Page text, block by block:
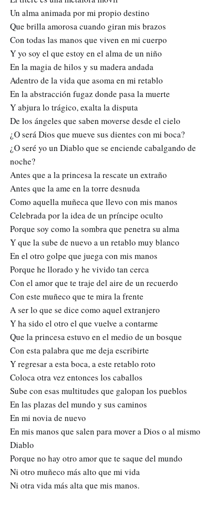
Un alma animada por mi propio destino
Que brilla amorosa cuando giran mis brazos
Con todas las manos que viven en mi cuerpo
Y yo soy el que estoy en el alma de un niño
En la magia de hilos y su madera andada
Adentro de la vida que asoma en mi retablo
En la abstracción fugaz donde pasa la muerte
Y abjura lo trágico, exalta la disputa
De los ángeles que saben moverse desde el cielo
¿O será Dios que mueve sus dientes con mi boca?
¿O seré yo un Diablo que se enciende cabalgando de
noche?
Antes que a la princesa la rescate un extraño
Antes que la ame en la torre desnuda
Como aquella muñeca que llevo con mis manos
Celebrada por la idea de un príncipe oculto
Porque soy como la sombra que penetra su alma
Y que la sube de nuevo a un retablo muy blanco
En el otro golpe que juega con mis manos
Porque he llorado y he vivido tan cerca
Con el amor que te traje del aire de un recuerdo
Con este muñeco que te mira la frente
A ser lo que se dice como aquel extranjero
Y ha sido el otro el que vuelve a contarme
Que la princesa estuvo en el medio de un bosque
Con esta palabra que me deja escribirte
Y regresar a esta boca, a este retablo roto
Coloca otra vez entonces los caballos
Sube con esas multitudes que galopan los pueblos
En las plazas del mundo y sus caminos
En mi novia de nuevo
En mis manos que salen para mover a Dios o al mismo
Diablo
Porque no hay otro amor que te saque del mundo
Ni otro muñeco más alto que mi vida
Ni otra vida más alta que mis manos.